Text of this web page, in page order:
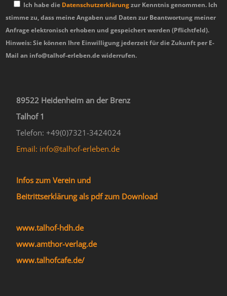
Ich habe die Datenschutzerklärungzur Kenntnis genommen. Ich
stimme zu, dass meine Angaben und Daten zur Beantwortung meiner
Anfrage elektronisch erhoben und gespeichert werden (Pflichtfeld).
Hinweis: Sie können Ihre Einwilligung jederzeit für die Zukunft per E-
Mail an info@talhof-erleben.de widerrufen.
89522 Heidenheim an der Brenz
Talhof 1
Telefon: +49(0)7321-3424024
Email: info@talhof-erleben.de
Infos zum Verein und
Beitrittserklärung als pdf zum Download
www.talhof-hdh.de
www.amthor-verlag.de
www.talhofcafe.de/